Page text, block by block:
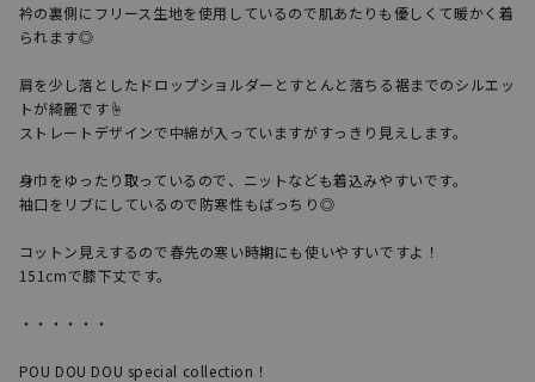
衿の裏側にフリース生地を使用しているので肌あたりも優しくて暖かく着
られます◎
肩を少し落としたドロップショルダーとすとんと落ちる裾までのシルエッ
トが綺麗です☝︎
ストレートデザインで中綿が入っていますがすっきり見えします。
身巾をゆったり取っているので、ニットなども着込みやすいです。
袖口をリブにしているので防寒性もばっちり◎
コットン見えするので春先の寒い時期にも使いやすいですよ！
151cmで膝下丈です。
・・・・・・
POU DOU DOU special collection！